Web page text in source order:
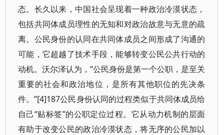
态。长久以来，中国社会呈现着一种政治冷漠状态，
包括共同体成员理性的无知和对政治故意与无意的疏
离。公民身份的认同在共同体成员之间形成了沟通的
可能，它超越了技术手段，能够转变公民公共行动的
动机。沃尔泽认为，“公民身份是第一个公职，是至关
重要的社会和政治地位，是所有其他职位的先决条
件。”[4]187公民身份认同的过程类似于共同体成员给
自己“贴标签”的公职定位过程。它从动力机制的层面
有助于改变公民的政治冷漠状态，将无序的公民加以